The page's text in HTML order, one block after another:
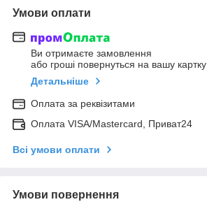
Умови оплати
Ви отримаєте замовлення
або гроші повернуться на вашу картку
Детальніше
Оплата за реквізитами
Оплата VISA/Mastercard, Приват24
Всі умови оплати
Умови повернення